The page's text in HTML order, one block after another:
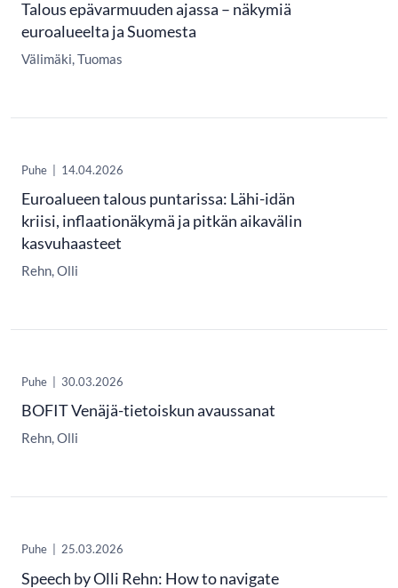
Talous epävarmuuden ajassa – näkymiä
euroalueelta ja Suomesta
Välimäki, Tuomas
Puhe 14.04.2026
Euroalueen talous puntarissa: Lähi-idän
kriisi, inflaationäkymä ja pitkän aikavälin
kasvuhaasteet
Rehn, Olli
Puhe 30.03.2026
BOFIT Venäjä-tietoiskun avaussanat
Rehn, Olli
Puhe 25.03.2026
Speech by Olli Rehn: How to navigate